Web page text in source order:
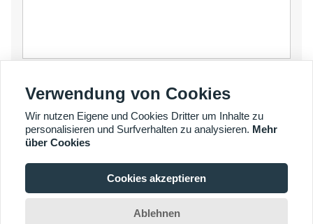
einreichen
© Copyright 2007 - 2026 YalaTech Co., Ltd
Verwendung von Cookies
Wir nutzen Eigene und Cookies Dritter um Inhalte zu
personalisieren und Surfverhalten zu analysieren. Mehr
über Cookies
Cookies akzeptieren
Ablehnen